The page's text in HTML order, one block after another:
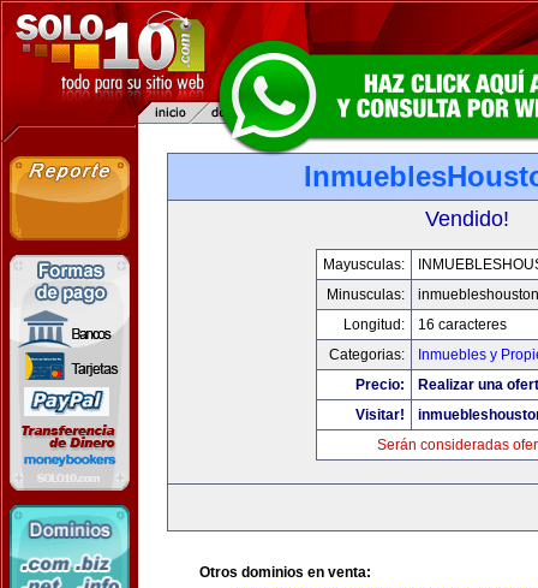
Vendido!
Mayusculas:
Minusculas:
Longitud:
16 caracteres
Categorias:
Inmuebles y
Precio:
Realizar una
Visitar!
Serán consideradas
Otros dominios en venta: